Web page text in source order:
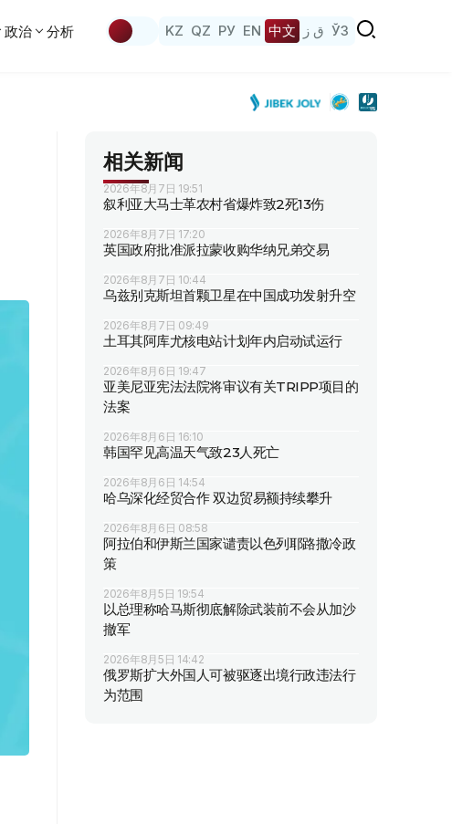
政治 分析 KZ QZ РУ EN 中文 ق ز ЎЗ
相关新闻
2026年8月7日 19:51
叙利亚大马士革农村省爆炸致2死13伤
2026年8月7日 17:20
英国政府批准派拉蒙收购华纳兄弟交易
2026年8月7日 10:44
乌兹别克斯坦首颗卫星在中国成功发射升空
2026年8月7日 09:49
土耳其阿库尤核电站计划年内启动试运行
2026年8月6日 19:47
亚美尼亚宪法法院将审议有关TRIPP项目的
法案
2026年8月6日 16:10
韩国罕见高温天气致23人死亡
2026年8月6日 14:54
哈乌深化经贸合作 双边贸易额持续攀升
2026年8月6日 08:58
阿拉伯和伊斯兰国家谴责以色列耶路撒冷政
策
2026年8月5日 19:54
以总理称哈马斯彻底解除武装前不会从加沙
撤军
2026年8月5日 14:42
俄罗斯扩大外国人可被驱逐出境行政违法行
为范围